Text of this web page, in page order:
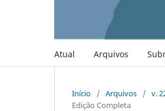
Atual Arquivos
Início / Arquivos / v.
Edição Completa